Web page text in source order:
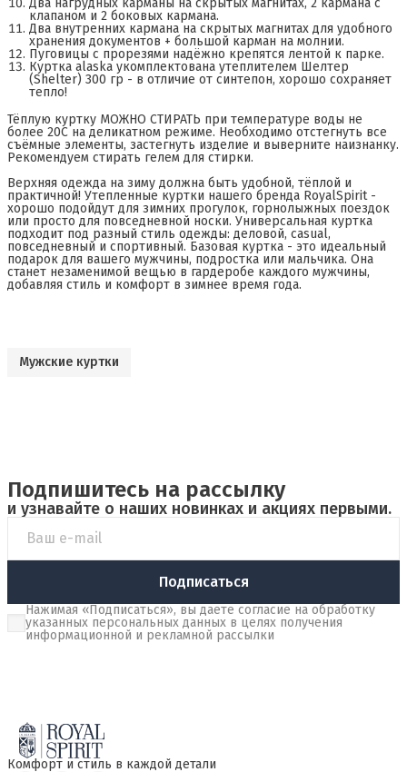
клапаном и 2 боковых кармана.
Два внутренних кармана на скрытых магнитах для удобного
хранения документов + большой карман на молнии.
Пуговицы с прорезями надёжно крепятся лентой к парке.
Куртка alaska укомплектована утеплителем Шелтер
(Shelter) 300 гр - в отличие от синтепон, хорошо сохраняет
тепло!
Тёплую куртку МОЖНО СТИРАТЬ при температуре воды не
более 20С на деликатном режиме. Необходимо отстегнуть все
съёмные элементы, застегнуть изделие и выверните наизнанку.
Рекомендуем стирать гелем для стирки.
Верхняя одежда на зиму должна быть удобной, тёплой и
практичной! Утепленные куртки нашего бренда RoyalSpirit -
хорошо подойдут для зимних прогулок, горнолыжных поездок
или просто для повседневной носки. Универсальная куртка
подходит под разный стиль одежды: деловой, casual,
повседневный и спортивный. Базовая куртка - это идеальный
подарок для вашего мужчины, подростка или мальчика. Она
станет незаменимой вещью в гардеробе каждого мужчины,
добавляя стиль и комфорт в зимнее время года.
Мужские куртки
Подпишитесь на рассылку
и узнавайте о наших новинках и акциях первыми.
Подписаться
Нажимая «Подписаться», вы даете согласие на обработку
указанных персональных данных в целях получения
информационной и рекламной рассылки
Комфорт и стиль в каждой детали